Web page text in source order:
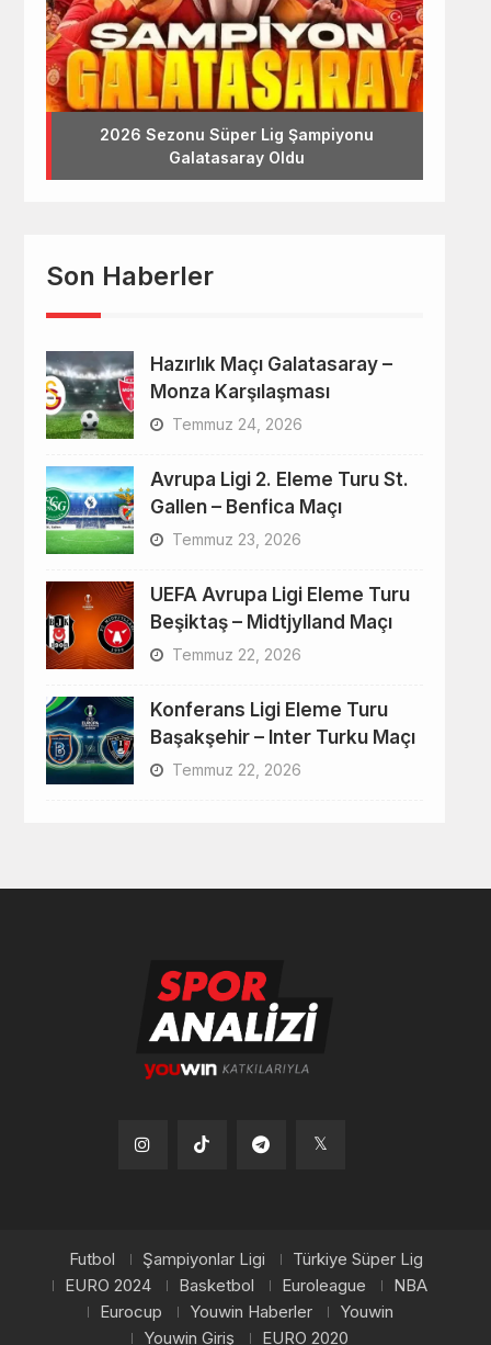
2026 Sezonu Süper Lig Şampiyonu
Galatasaray Oldu
Son Haberler
Hazırlık Maçı Galatasaray –
Monza Karşılaşması
Temmuz 24, 2026
Avrupa Ligi 2. Eleme Turu St.
Gallen – Benfica Maçı
Temmuz 23, 2026
UEFA Avrupa Ligi Eleme Turu
Beşiktaş – Midtjylland Maçı
Temmuz 22, 2026
Konferans Ligi Eleme Turu
Başakşehir – Inter Turku Maçı
Temmuz 22, 2026
Tiktok
Futbol Şampiyonlar Ligi
Türkiye Süper Lig
EURO 2024
Basketbol Euroleague
NBA
Eurocup
Youwin Haberler
Youwin
Youwin Giriş
EURO 2020